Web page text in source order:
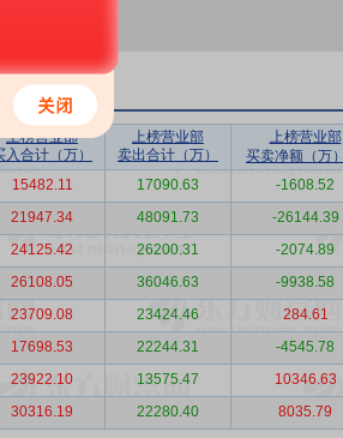
上榜营业部
入合计（万）
上榜营业部
卖出合计（万）
上榜营业部
买卖净额（万）
15482.11 17090.63 -1608.52
21947.34 48091.73 -26144.39
24125.42 26200.31 -2074.89
26108.05 36046.63 -9938.58
23709.08 23424.46 284.61
17698.53 22244.31 -4545.78
23922.10 13575.47 10346.63
30316.19 22280.40 8035.79